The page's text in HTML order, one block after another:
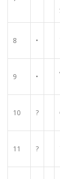
8 •
9 •
10 ?
11 ?